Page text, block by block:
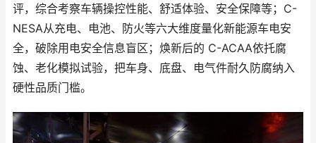
评，综合考察车辆操控性能、舒适体验、安全保障等；C-
NESA从充电、电池、防火等六大维度量化新能源车电安
全，破除用电安全信息盲区；焕新后的 C-ACAA依托腐
蚀、老化模拟试验，把车身、底盘、电气件耐久防腐纳入
硬性品质门槛。